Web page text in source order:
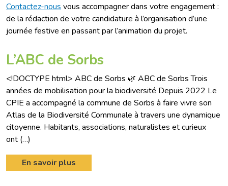
Contactez-nous vous accompagner dans votre engagement :
de la rédaction de votre candidature à l’organisation d’une
journée festive en passant par l’animation du projet.
L’ABC de Sorbs
<!DOCTYPE html> ABC de Sorbs 🌿 ABC de Sorbs Trois
années de mobilisation pour la biodiversité Depuis 2022 Le
CPIE a accompagné la commune de Sorbs à faire vivre son
Atlas de la Biodiversité Communale à travers une dynamique
citoyenne. Habitants, associations, naturalistes et curieux
ont (…)
En savoir plus